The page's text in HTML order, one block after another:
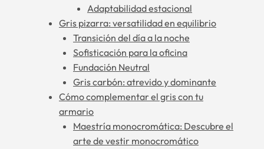
Adaptabilidad estacional
Gris pizarra: versatilidad en equilibrio
Transición del día a la noche
Sofisticación para la oficina
Fundación Neutral
Gris carbón: atrevido y dominante
Cómo complementar el gris con tu
armario
Maestría monocromática: Descubre el
arte de vestir monocromático